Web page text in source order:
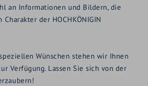
an Informationen und Bildern, die
der HOCHKÖNIGIN
Wünschen stehen wir Ihnen
Verfügung. Lassen Sie sich von der